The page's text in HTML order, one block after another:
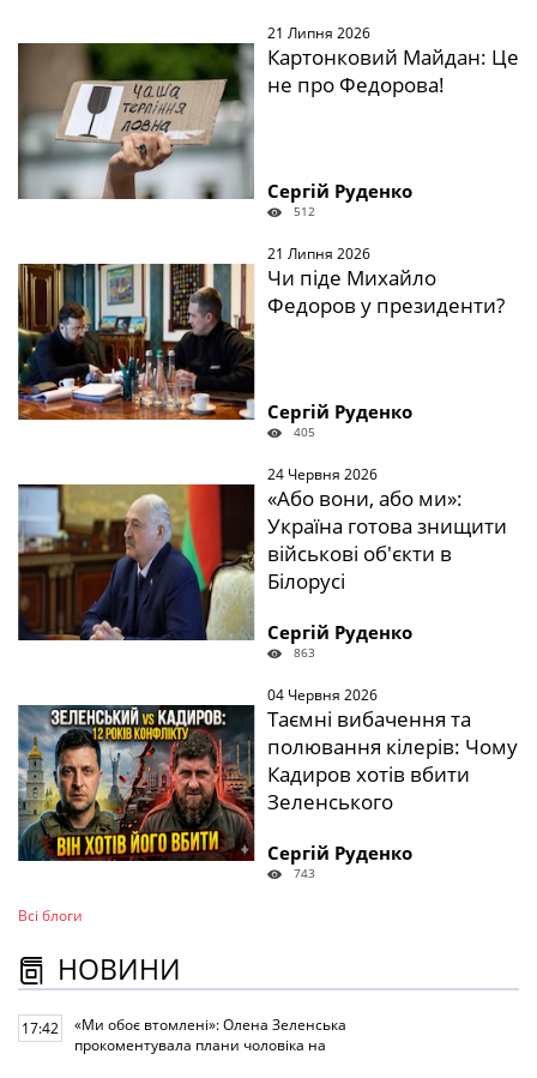
21 Липня 2026
Картонковий Майдан: Це
не про Федорова!
Сергій Руденко
512
21 Липня 2026
Чи піде Михайло
Федоров у президенти?
Сергій Руденко
405
24 Червня 2026
«Або вони, або ми»:
Україна готова знищити
військові об'єкти в
Білорусі
Сергій Руденко
863
04 Червня 2026
Таємні вибачення та
полювання кілерів: Чому
Кадиров хотів вбити
Зеленського
Сергій Руденко
743
Всі блоги
НОВИНИ
17:42
«Ми обоє втомлені»: Олена Зеленська
прокоментувала плани чоловіка на